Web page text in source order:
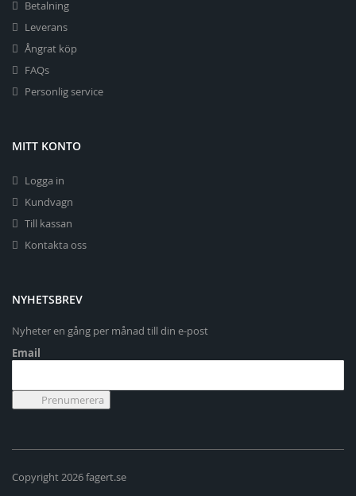
Betalning
Leverans
Ångrat köp
FAQs
Personlig service
MITT KONTO
Logga in
Kundvagn
Till kassan
Kontakta oss
NYHETSBREV
Nyheter en gång per månad till din e-post
Email
Copyright 2026 fagert.se